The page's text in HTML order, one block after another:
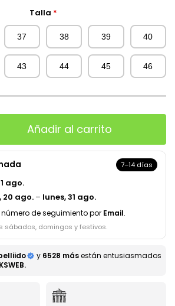
Talla *
37 38 39 40
43 44 45 46
Añadir al carrito
7–14 días
ago.
20 ago. – lunes, 31 ago.
de seguimiento por Email.
sábados, domingos y festivos.
y 6528 másestán entusiasmados